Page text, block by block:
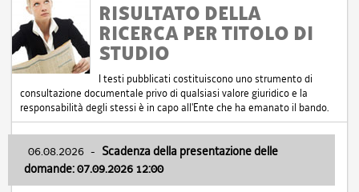
RISULTATO DELLA
RICERCA PER TITOLO DI
STUDIO
I testi pubblicati costituiscono uno strumento di
consultazione documentale privo di qualsiasi valore giuridico e la
responsabilità degli stessi è in capo all'Ente che ha emanato il bando.
06.08.2026 - Scadenza della presentazione delle
domande: 07.09.2026 12:00